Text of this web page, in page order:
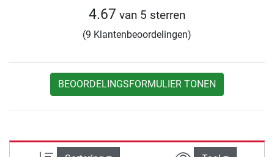
4.67 van 5 sterren
(9 Klantenbeoordelingen)
BEOORDELINGSFORMULIER TONEN